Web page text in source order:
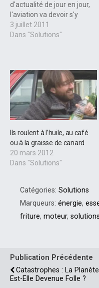
d'actualité de jour en jour,
l'aviation va devoir s'y
adapter très rapidement.
Les coûts des transports
Voler grâce à de l'huile de
friture…
3 juillet 2011
Dans "Solutions"
Ils roulent à l’huile, au café
ou à la graisse de canard
20 mars 2012
Dans "Solutions"
Catégories: Solutions
Marqueurs: énergie,
friture, moteur, solutions
Publication Précédente
Catastrophes : La Planète
Est-Elle Devenue Folle ?